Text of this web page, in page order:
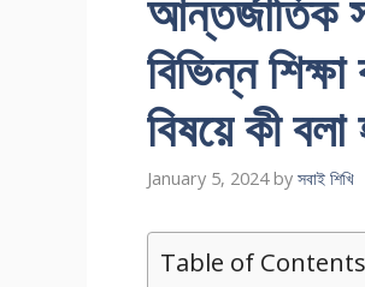
বিভিন্ন
বিষয়ে কী
January 5, 2024 by সবাই শিখি
Table of Contents